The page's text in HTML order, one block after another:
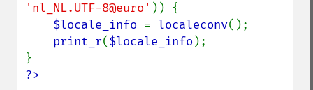
'nl_NL.UTF-8@euro' )) {
$locale_info = localeconv();
print_r($locale_info );
?>